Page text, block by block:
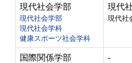
現代社会学部
現代社会学部
現代社会学科
健康スポーツ社会学科
現代
現代社
国際関係学部 -